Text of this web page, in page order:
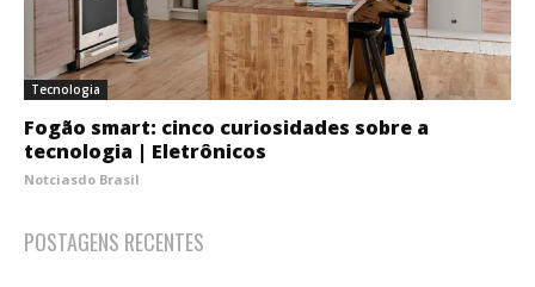
Tecnologia
Fogão smart: cinco curiosidades sobre a
tecnologia | Eletrônicos
Notciasdo Brasil
POSTAGENS RECENTES